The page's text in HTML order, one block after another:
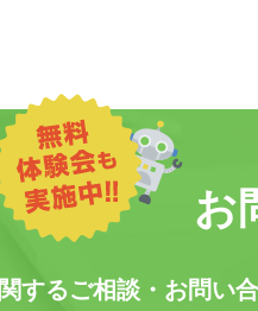
お
するご相談・お問い